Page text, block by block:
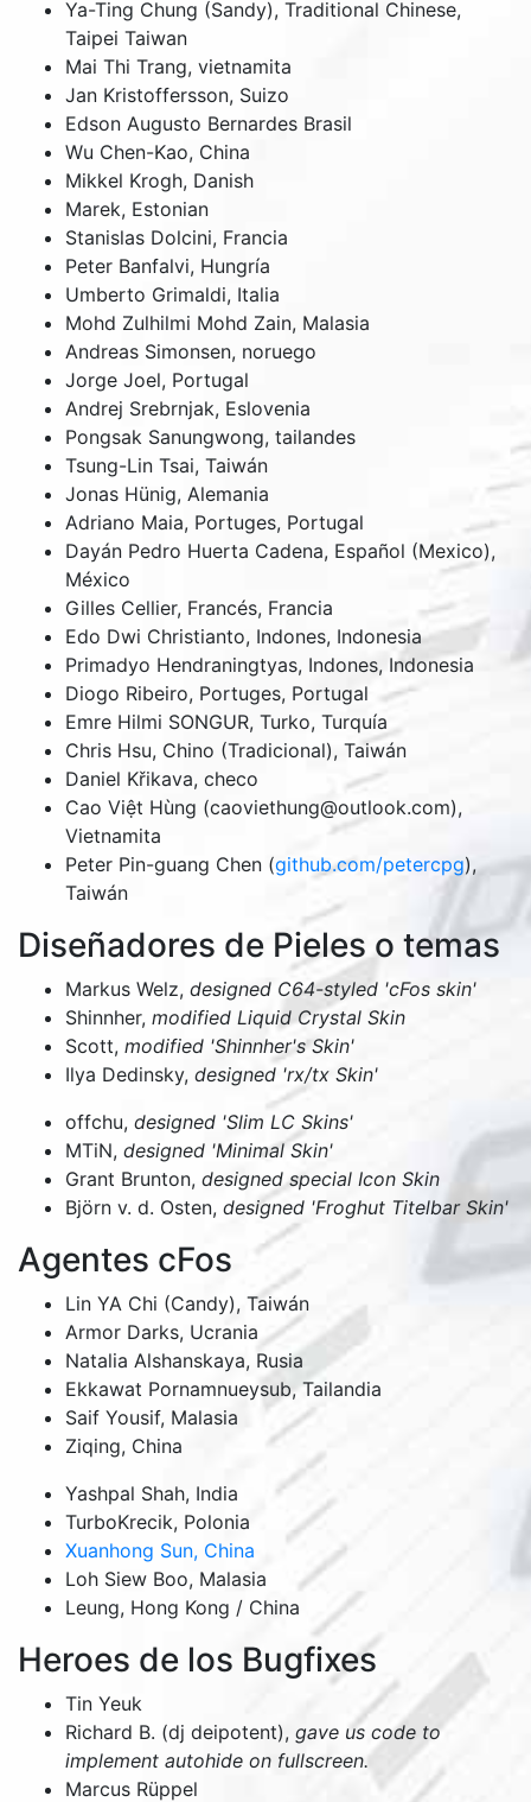
Ya-Ting Chung (Sandy), Traditional Chinese,
Taipei Taiwan
Mai Thi Trang, vietnamita
Jan Kristoffersson, Suizo
Edson Augusto Bernardes Brasil
Wu Chen-Kao, China
Mikkel Krogh, Danish
Marek, Estonian
Stanislas Dolcini, Francia
Peter Banfalvi, Hungría
Umberto Grimaldi, Italia
Mohd Zulhilmi Mohd Zain, Malasia
Andreas Simonsen, noruego
Jorge Joel, Portugal
Andrej Srebrnjak, Eslovenia
Pongsak Sanungwong, tailandes
Tsung-Lin Tsai, Taiwán
Jonas Hünig, Alemania
Adriano Maia, Portuges, Portugal
Dayán Pedro Huerta Cadena, Español (Mexico),
México
Gilles Cellier, Francés, Francia
Edo Dwi Christianto, Indones, Indonesia
Primadyo Hendraningtyas, Indones, Indonesia
Diogo Ribeiro, Portuges, Portugal
Emre Hilmi SONGUR, Turko, Turquía
Chris Hsu, Chino (Tradicional), Taiwán
Daniel Křikava, checo
Cao Việt Hùng (caoviethung@outlook.com),
Vietnamita
Peter Pin-guang Chen (github.com/petercpg),
Taiwán
Diseñadores de Pieles o temas
Markus Welz, designed C64-styled 'cFos skin'
Shinnher, modified Liquid Crystal Skin
Scott, modified 'Shinnher's Skin'
Ilya Dedinsky, designed 'rx/tx Skin'
offchu, designed 'Slim LC Skins'
MTiN, designed 'Minimal Skin'
Grant Brunton, designed special Icon Skin
Björn v. d. Osten, designed 'Froghut Titelbar Skin'
Agentes cFos
Lin YA Chi (Candy), Taiwán
Armor Darks, Ucrania
Natalia Alshanskaya, Rusia
Ekkawat Pornamnueysub, Tailandia
Saif Yousif, Malasia
Ziqing, China
Yashpal Shah, India
TurboKrecik, Polonia
Xuanhong Sun, China
Loh Siew Boo, Malasia
Leung, Hong Kong / China
Heroes de los Bugfixes
Tin Yeuk
Richard B. (dj deipotent), gave us code to
implement autohide on fullscreen.
Marcus Rüppel